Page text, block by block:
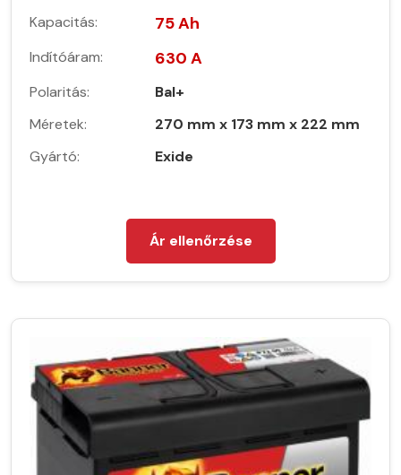
Kapacitás: 75 Ah
Indítóáram: 630 A
Polaritás:
Bal+
Méretek:
270 mm x 173 mm x 222 mm
Gyártó:
Exide
Ár ellenőrzése